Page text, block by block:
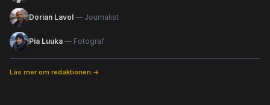
Dorian Lavol — Journalist
Pia Luuka — Fotograf
Läs mer om redaktionen →